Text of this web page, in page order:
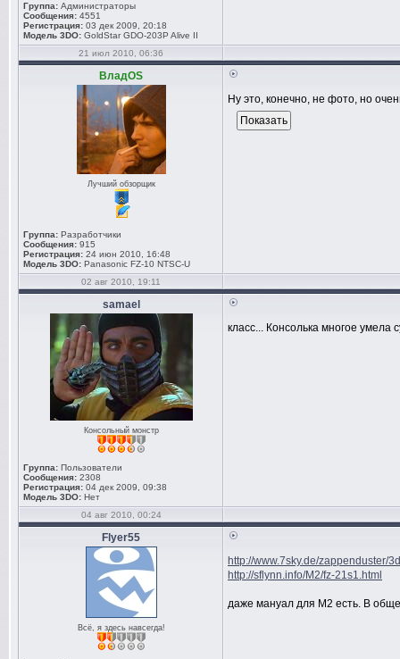
Группа: Администраторы
Сообщения: 4551
Регистрация: 03 дек 2009, 20:18
Модель 3DO: GoldStar GDO-203P Alive II
21 июл 2010, 06:36
ВладOS
Лучший обзорщик
Группа: Разработчики
Сообщения: 915
Регистрация: 24 июн 2010, 16:48
Модель 3DO: Panasonic FZ-10 NTSC-U
Ну это, конечно, не фото, но
02 авг 2010, 19:11
samael
Консольный монстр
Группа: Пользователи
Сообщения: 2308
Регистрация: 04 дек 2009, 09:38
Модель 3DO: Нет
класс... Консолька многое умела
04 авг 2010, 00:24
Flyer55
Всё, я здесь навсегда!
http://www.7sky.de/zappenduster/
http://sflynn.info/M2/fz-21s1.html
даже мануал для M2 есть. В